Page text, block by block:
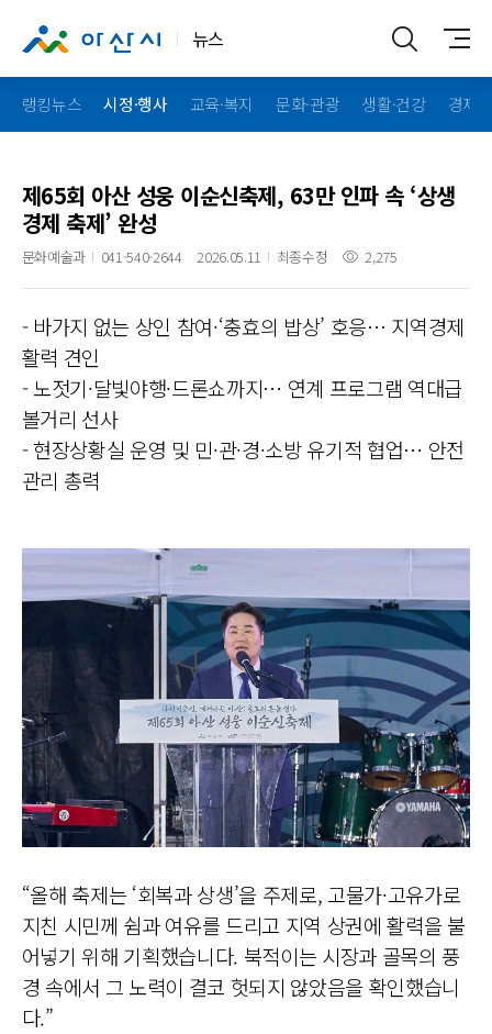
뉴스
랭킹뉴스 시정·행사 교육·복지 문화·관광 생활·건강 경제·
제65회 아산 성웅 이순신축제, 63만 인파 속 ‘상생
경제 축제’ 완성
문화예술과 041-540-2644 2026.05.11 최종수정 2,275
- 바가지 없는 상인 참여·‘충효의 밥상’ 호응… 지역경제
활력 견인
- 노젓기·달빛야행·드론쇼까지… 연계 프로그램 역대급
볼거리 선사
- 현장상황실 운영 및 민·관·경·소방 유기적 협업… 안전
관리 총력
“올해 축제는 ‘회복과 상생’을 주제로, 고물가·고유가로
지친 시민께 쉼과 여유를 드리고 지역 상권에 활력을 불
어넣기 위해 기획했습니다. 북적이는 시장과 골목의 풍
경 속에서 그 노력이 결코 헛되지 않았음을 확인했습니
다.”